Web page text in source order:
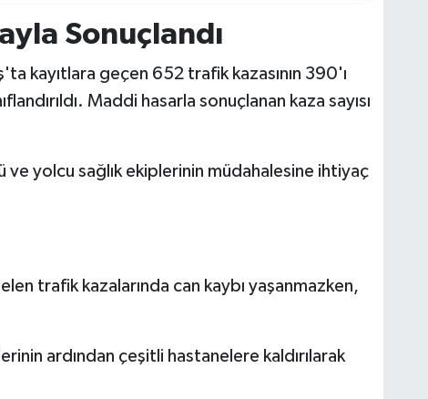
Sonuçlandı
kayıtlara geçen 652 trafik kazasının 390'ı
Maddi hasarla sonuçlanan kaza sayısı
ve yolcu sağlık ekiplerinin müdahalesine ihtiyaç
trafik kazalarında can kaybı yaşanmazken,
ardından çeşitli hastanelere kaldırılarak